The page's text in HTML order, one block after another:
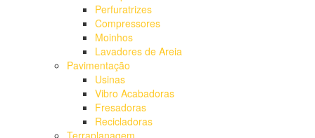
Perfuratrizes
Compressores
Moinhos
Lavadores de Areia
Pavimentação
Usinas
Vibro Acabadoras
Fresadoras
Recicladoras
Terraplanagem